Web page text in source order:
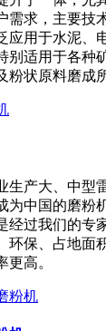
需求，主要技
应用于水泥、
别适用于各种
粉状原料磨成
生产大、中型
为中国的磨粉
经过我们的专
环保、占地面
更高。